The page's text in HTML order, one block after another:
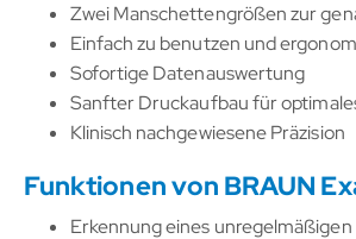
Zwei Manschettengrößen zur
Einfach zu benutzen und
Sofortige Datenauswertung
Sanfter Druckaufbau für
Klinisch nachgewiesene Präzision
Funktionen von BRAUN
Erkennung eines unregelmäßigen